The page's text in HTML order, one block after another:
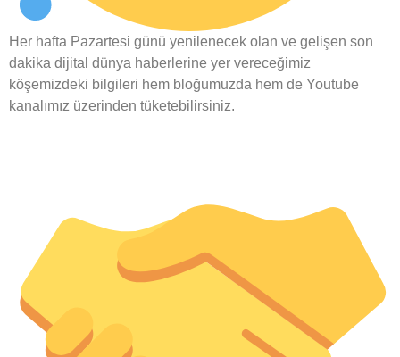
Her hafta Pazartesi günü yenilenecek olan ve gelişen son
dakika dijital dünya haberlerine yer vereceğimiz
köşemizdeki bilgileri hem bloğumuzda hem de Youtube
kanalımız üzerinden tüketebilirsiniz.